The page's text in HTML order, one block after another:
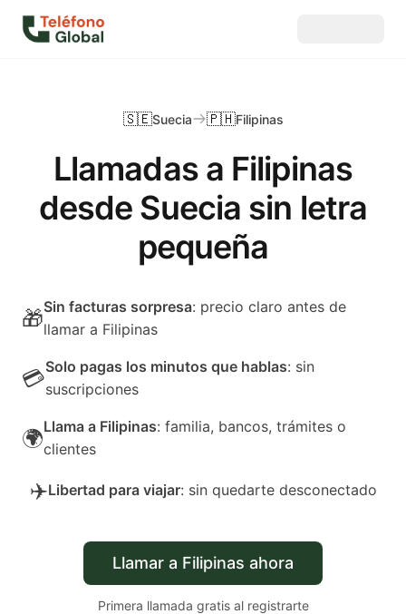
Llamadas a Filipinas
desde Suecia sin letra
pequeña
🇸🇪Suecia 🇵🇭Filipinas
🎁Sin facturas sorpresa: precio claro antes de
llamar a Filipinas
💳Solo pagas los minutos que hablas: sin
suscripciones
🌍Llama a Filipinas: familia, bancos, trámites o
clientes
✈️Libertad para viajar: sin quedarte desconectado
Llamar a Filipinas ahora
Primera llamada gratis al registrarte